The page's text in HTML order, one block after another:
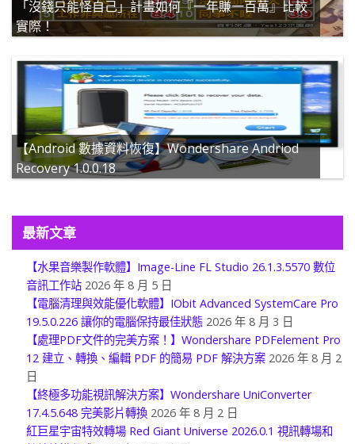
「沒錢只能怪自己」計畫如何『一年賺一百萬』比較
實際！
【Android 數據資料恢復】Wondershare Andriod
Recovery 1.0.0.18
最新文章
【水果音樂製作軟體】Image-Line FL Studio 26.1.3.5570 數位
音訊工作站 2026 年 8 月 5 日
【電腦清理與效能優化軟體】IObit Advanced SystemCare Pro
19.5.0.226 讓你的電腦保持最佳狀態 2026 年 8 月 3 日
【處理PDF文件的完美方案！】Wondershare PDFelement Pro
12 建立、轉換、編輯 PDF 的簡易 PDF 解決方案
日
【終極多功能視訊解決方案】Wondershare UniConverter
17.4.5.648 完美影片轉換 2026 年 8 月 2 日